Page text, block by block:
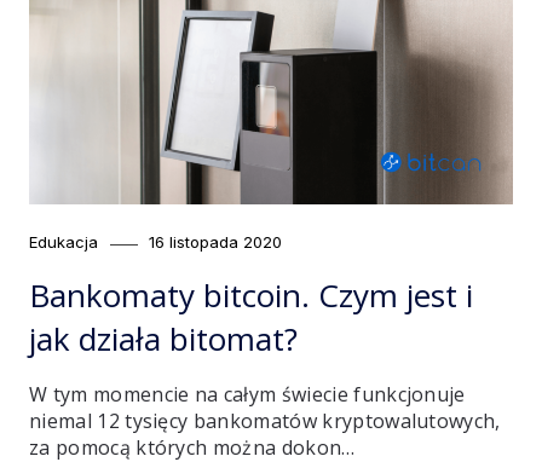
Category
Edukacja
Posted
16 listopada 2020
Bankomaty bitcoin. Czym jest i
jak działa bitomat?
W tym momencie na całym świecie funkcjonuje
niemal 12 tysięcy bankomatów kryptowalutowych,
za pomocą których można dokon…